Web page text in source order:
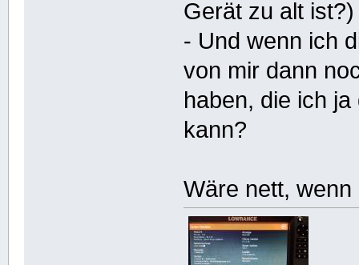
Gerät zu alt ist?)
- Und wenn ich
von mir dann
haben, die ich
kann?
Wäre nett,